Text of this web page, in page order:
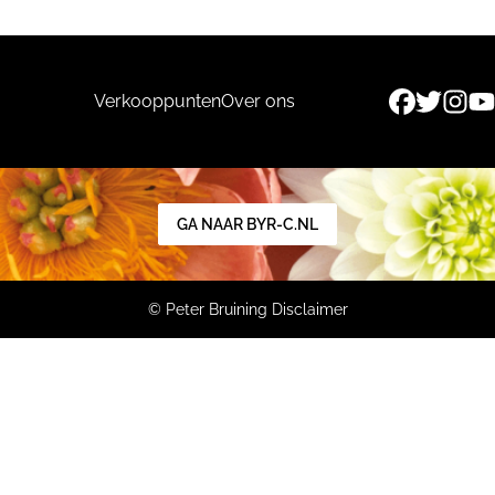
VerkooppuntenOver ons
GA NAAR BYR-C.NL
© Peter Bruining Disclaimer